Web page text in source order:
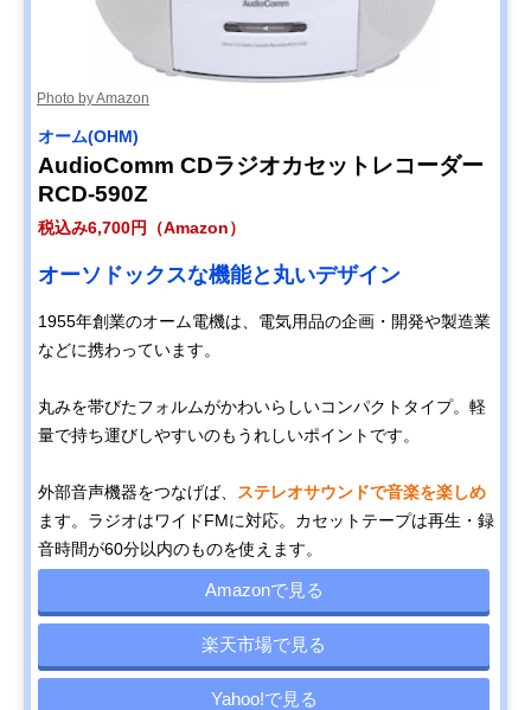
Photo by Amazon
オーム(OHM)
AudioComm CDラジオカセットレコーダー
RCD-590Z
税込み6,700円（Amazon）
オーソドックスな機能と丸いデザイン
1955年創業のオーム電機は、電気用品の企画・開発や製造業
などに携わっています。
丸みを帯びたフォルムがかわいらしいコンパクトタイプ。軽
量で持ち運びしやすいのもうれしいポイントです。
外部音声機器をつなげば、
ステレオサウンドで音楽を楽しめ
ます。ラジオはワイドFMに対応。カセットテープは再生・録
音時間が60分以内のものを使えます。
Amazonで見る
楽天市場で見る
Yahoo!で見る